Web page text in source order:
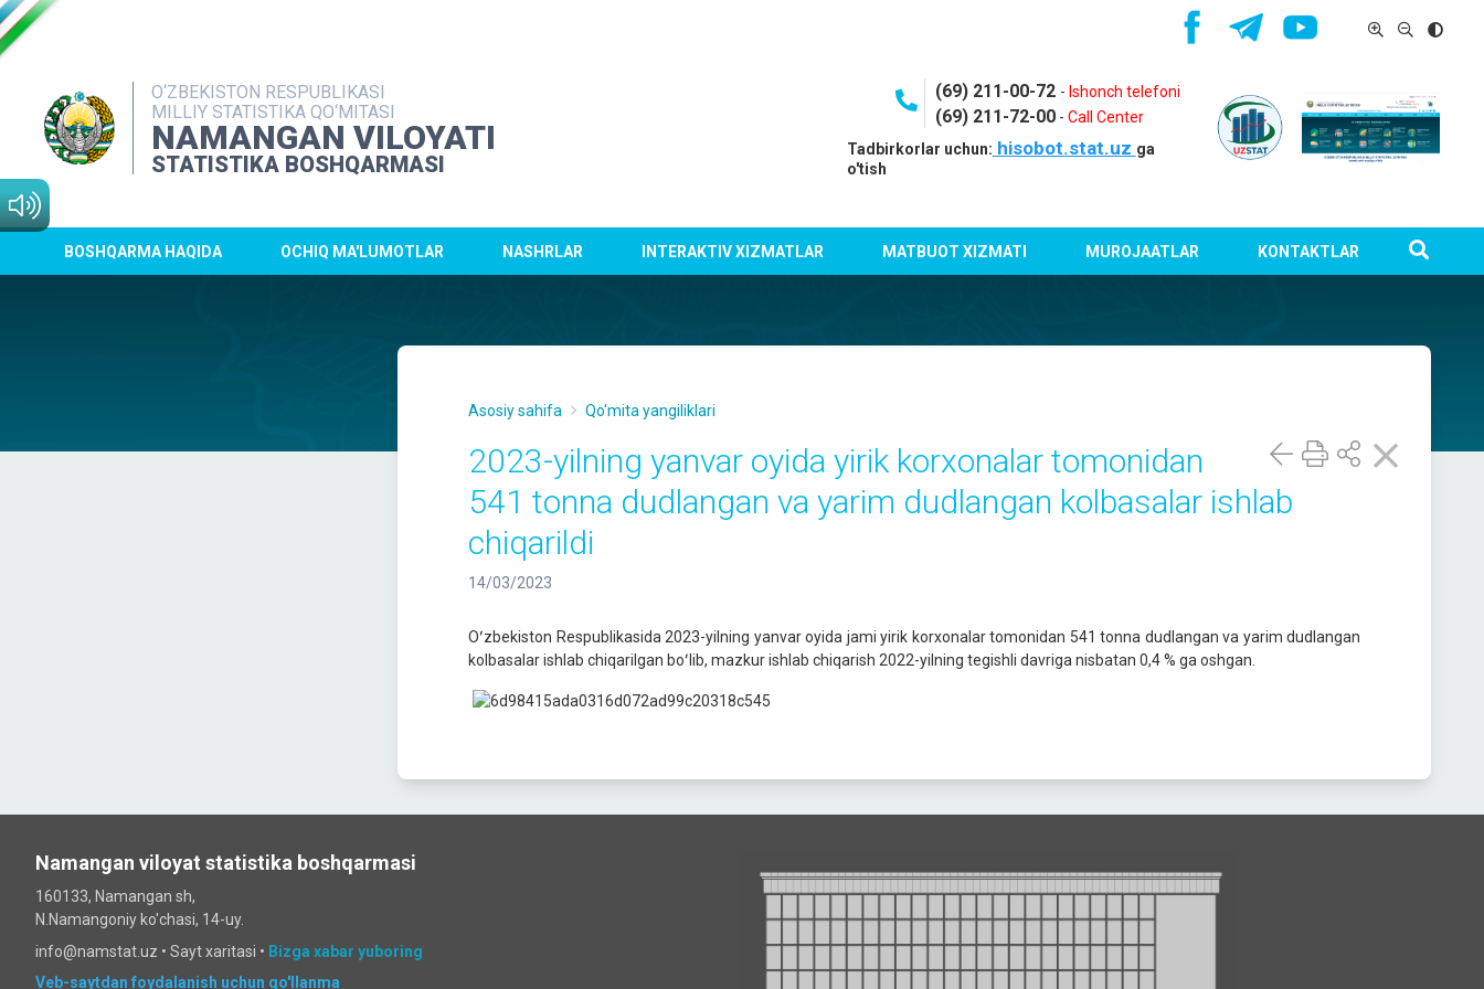
O‘ZBEKISTON RESPUBLIKASI
MILLIY STATISTIKA QO‘MITASI
NAMANGAN VILOYATI
STATISTIKA BOSHQARMASI
(69) 211-00-72 - Ishonch telefoni
(69) 211-72-00- Call Center
Tadbirkorlar uchun: hisobot.stat.uz ga
o'tish
BOSHQARMA HAQIDA OCHIQ MA'LUMOTLAR NASHRLAR INTERAKTIV XIZMATLAR MATBUOT XIZMATI MUROJAATLAR KONTAKTLAR
Asosiy sahifa Qo'mita yangiliklari
2023-yilning yanvar oyida yirik korxonalar tomonidan
541 tonna dudlangan va yarim dudlangan kolbasalar ishlab
chiqarildi
14/03/2023
Oʻzbekiston Respublikasida 2023-yilning yanvar oyida jami yirik korxonalar tomonidan 541 tonna dudlangan va yarim dudlangan
kolbasalar ishlab chiqarilgan boʻlib, mazkur ishlab chiqarish 2022-yilning tegishli davriga nisbatan 0,4 % ga oshgan.
Namangan viloyat statistika boshqarmasi
160133, Namangan sh,
N.Namangoniy ko'chasi, 14-uy.
info@namstat.uz • Sayt xaritasi • Bizga xabar yuboring
Veb-saytdan foydalanish uchun qo'llanma